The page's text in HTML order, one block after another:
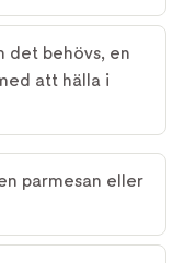
det behövs, en
att hälla i
parmesan eller